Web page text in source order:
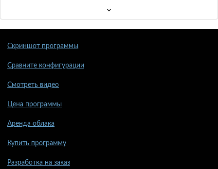
Скриншот программы
Сравните конфигурации
Смотреть видео
Цена программы
Аренда облака
Купить программу
Разработка на заказ